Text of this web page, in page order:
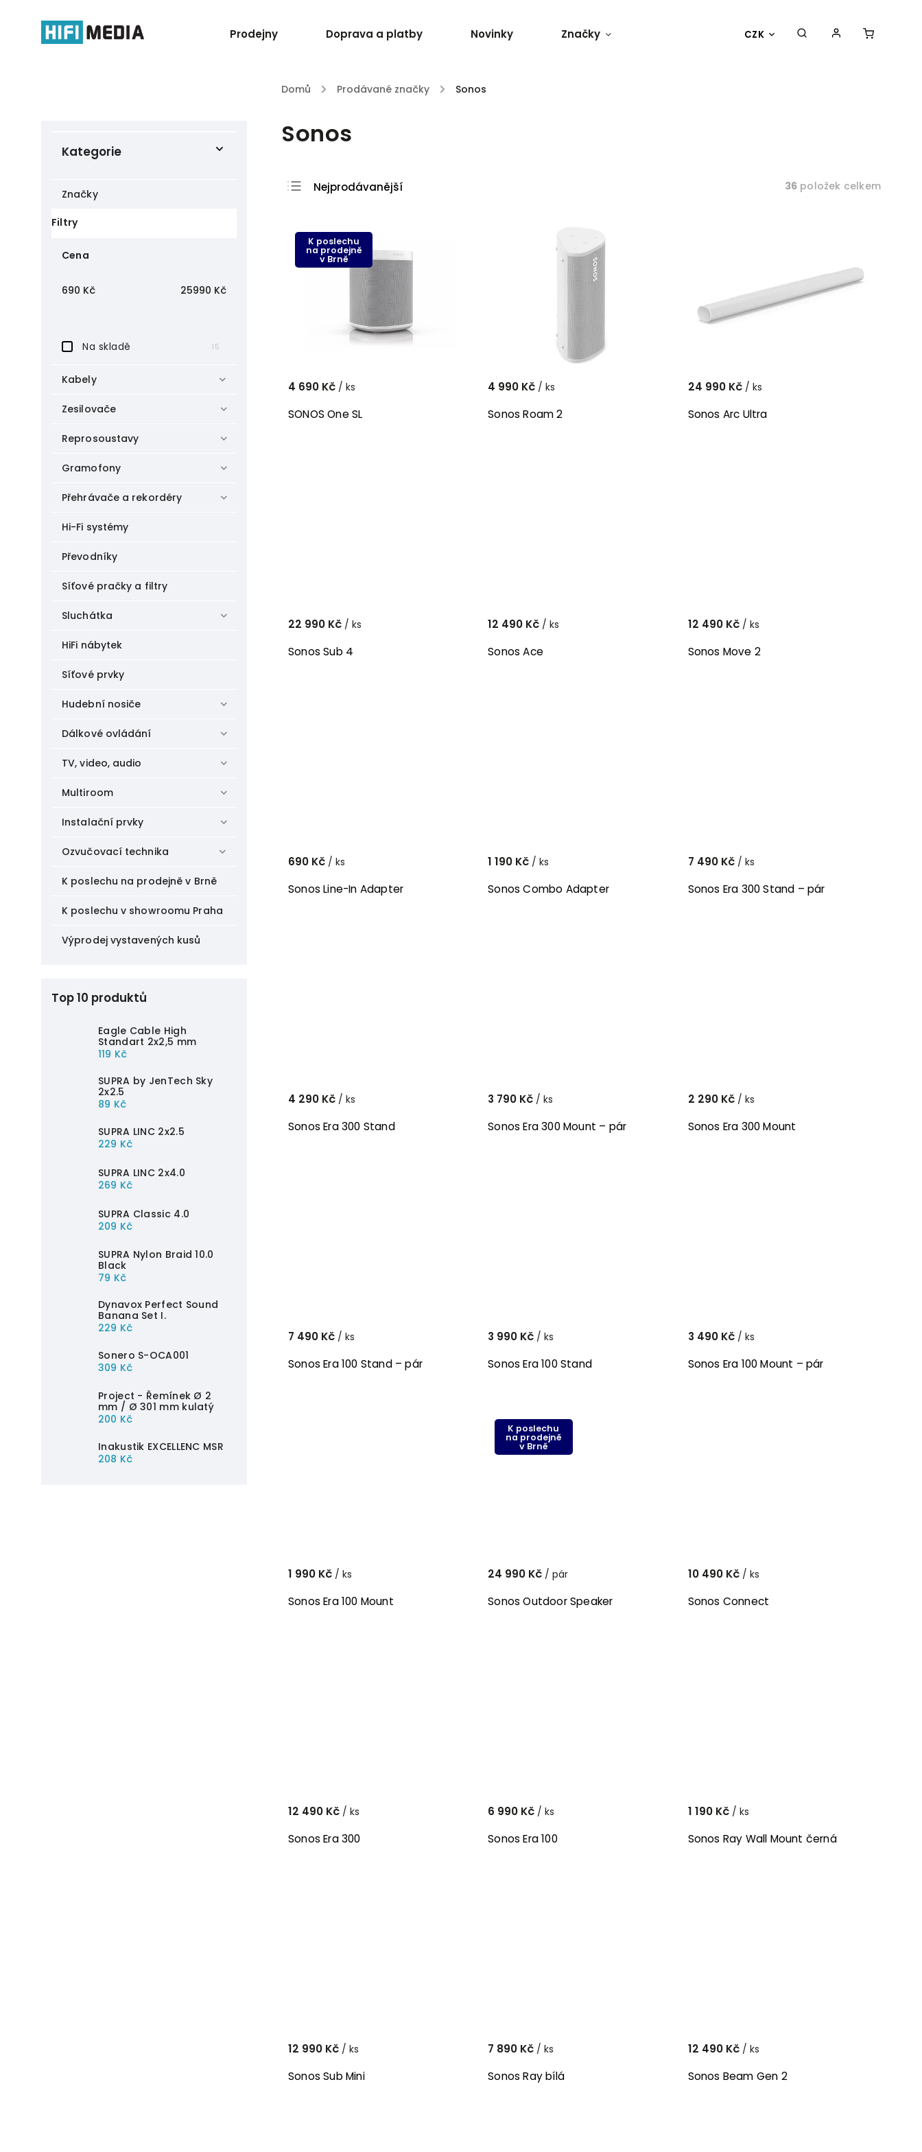
CZK
Prodejny Doprava a platby Novinky Značky
Domů / Prodávané značky / Sonos
Kategorie
Filtry
Cena
690 Kč 25990 Kč
Na skladě 15
Kabely
Zesilovače
Reprosoustavy
Gramofony
Přehrávače a rekordéry
Hi-Fi systémy
Převodníky
Síťové pračky a filtry
Sluchátka
HiFi nábytek
Síťové prvky
Hudební nosiče
Dálkové ovládání
TV, video, audio
Multiroom
Instalační prvky
Ozvučovací technika
K poslechu na prodejně v Brně
K poslechu v showroomu Praha
Výprodej vystavených kusů
Značky
Top 10 produktů
Eagle Cable High
Standart 2x2,5 mm
119 Kč
SUPRA by JenTech Sky
2x2.5
89 Kč
SUPRA LINC 2x2.5
229 Kč
SUPRA LINC 2x4.0
269 Kč
SUPRA Classic 4.0
209 Kč
SUPRA Nylon Braid 10.0
Black
79 Kč
Dynavox Perfect Sound
Banana Set I.
229 Kč
Sonero S-OCA001
309 Kč
Project - Řemínek Ø 2
mm / Ø 301 mm kulatý
200 Kč
Inakustik EXCELLENC MSR
208 Kč
Sonos
Nejprodávanější
Nejdražší
Abecedně
36 položek celkem
K poslechu
na prodejně
v Brně
SONOS One SL
4 690 Kč / ks
Sonos Roam 2
4 990 Kč / ks
Sonos Arc Ultra
24 990 Kč / ks
Sonos Sub 4
22 990 Kč / ks
Sonos Ace
12 490 Kč / ks
Sonos Move 2
12 490 Kč / ks
Sonos Line-In Adapter
690 Kč / ks
Sonos Combo Adapter
1 190 Kč / ks
Sonos Era 300 Stand – pár
7 490 Kč / ks
Sonos Era 300 Stand
4 290 Kč / ks
Sonos Era 300 Mount – pár
3 790 Kč / ks
Sonos Era 300 Mount
2 290 Kč / ks
Sonos Era 100 Stand – pár
7 490 Kč / ks
Sonos Era 100 Stand
3 990 Kč / ks
Sonos Era 100 Mount – pár
3 490 Kč / ks
Sonos Era 100 Mount
1 990 Kč / ks
K poslechu
na prodejně
v Brně
Sonos Outdoor Speaker
24 990 Kč / pár
Sonos Connect
10 490 Kč / ks
Sonos Era 300
12 490 Kč / ks
Sonos Era 100
6 990 Kč / ks
Sonos Ray Wall Mount černá
1 190 Kč / ks
Sonos Sub Mini
12 990 Kč / ks
Sonos Ray bílá
7 890 Kč / ks
Sonos Beam Gen 2
12 490 Kč / ks